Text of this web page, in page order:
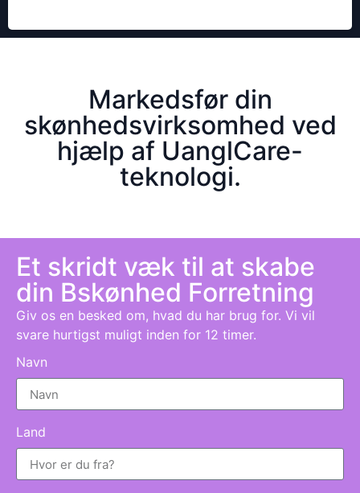
Markedsfør din
skønhedsvirksomhed ved
hjælp af UanglCare-
teknologi.
Et skridt væk til at skabe
din Bskønhed Forretning
Giv os en besked om, hvad du har brug for. Vi vil
svare hurtigst muligt inden for 12 timer.
Navn
Land